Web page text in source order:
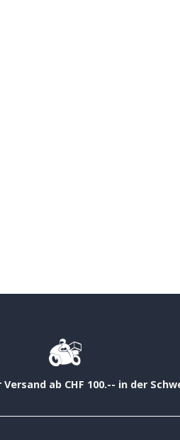
ab CHF 100.-- in der